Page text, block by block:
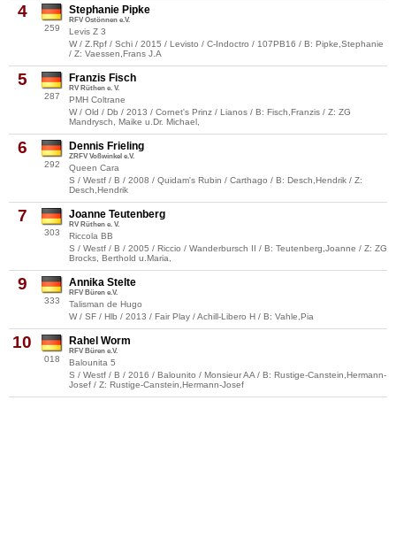
4
259
Stephanie Pipke
RFV Ostönnen e.V.
Levis Z 3
W / Z.Rpf / Schi / 2015 / Levisto / C-Indoctro / 107PB16 / B: Pipke,Stephanie
/ Z: Vaessen,Frans J.A
5
287
Franzis Fisch
RV Rüthen e. V.
PMH Coltrane
W / Old / Db / 2013 / Cornet's Prinz / Lianos / B: Fisch,Franzis / Z: ZG
Mandrysch, Maike u.Dr. Michael,
6
292
Dennis Frieling
ZRFV Voßwinkel e.V.
Queen Cara
S / Westf / B / 2008 / Quidam's Rubin / Carthago / B: Desch,Hendrik / Z:
Desch,Hendrik
7
303
Joanne Teutenberg
RV Rüthen e. V.
Riccola BB
S / Westf / B / 2005 / Riccio / Wanderbursch II / B: Teutenberg,Joanne / Z: ZG
Brocks, Berthold u.Maria,
9
333
Annika Stelte
RFV Büren e.V.
Talisman de Hugo
W / SF / Hlb / 2013 / Fair Play / Achill-Libero H / B: Vahle,Pia
10
018
Rahel Worm
RFV Büren e.V.
Balounita 5
S / Westf / B / 2016 / Balounito / Monsieur AA / B: Rustige-Canstein,Hermann-
Josef / Z: Rustige-Canstein,Hermann-Josef